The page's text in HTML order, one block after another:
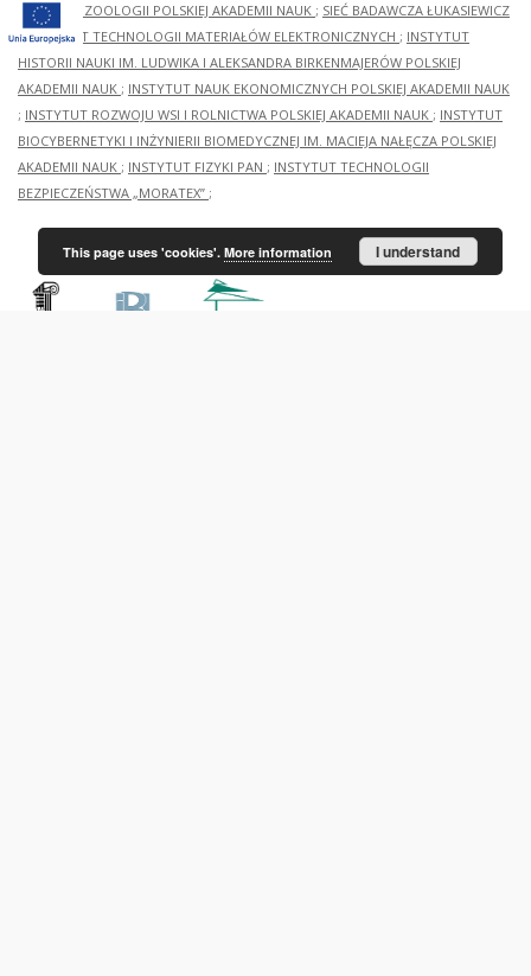
INSTYTUT ZOOLOGII POLSKIEJ AKADEMII NAUK ; SIEĆ BADAWCZA ŁUKASIEWICZ
- INSTYTUT TECHNOLOGII MATERIAŁÓW ELEKTRONICZNYCH ; INSTYTUT
HISTORII NAUKI IM. LUDWIKA I ALEKSANDRA BIRKENMAJERÓW POLSKIEJ
AKADEMII NAUK ; INSTYTUT NAUK EKONOMICZNYCH POLSKIEJ AKADEMII NAUK
; INSTYTUT ROZWOJU WSI I ROLNICTWA POLSKIEJ AKADEMII NAUK ; INSTYTUT
BIOCYBERNETYKI I INŻYNIERII BIOMEDYCZNEJ IM. MACIEJA NAŁĘCZA POLSKIEJ
AKADEMII NAUK ; INSTYTUT FIZYKI PAN ; INSTYTUT TECHNOLOGII
BEZPIECZEŃSTWA „MORATEX” ;
This page uses 'cookies'. More information I understand